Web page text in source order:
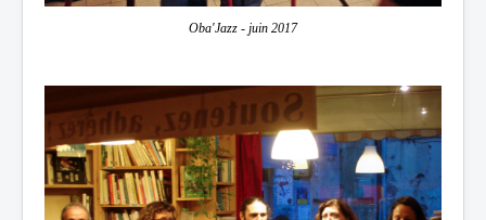
Oba'Jazz - juin 2017